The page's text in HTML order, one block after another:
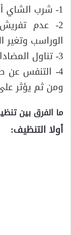
1- شرب الشاي أو القهوة بكثرة.
2- عدم
الوراسب وتغير
3- تناول المضادات الحيوية.
4- التنفس عن
ومن ثم يؤثر
ما الفرق بين
أولا التنظيف: